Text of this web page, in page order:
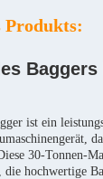
Produkts:
Baggers
ist ein
30-Tonnen-
die hochwertige